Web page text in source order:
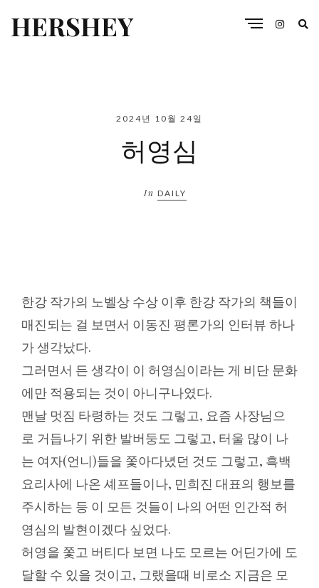
HERSHEY
2024년 10월 24일
허영심
In DAILY
한강 작가의 노벨상 수상 이후 한강 작가의 책들이
매진되는 걸 보면서 이동진 평론가의 인터뷰 하나
가 생각났다.
그러면서 든 생각이 이 허영심이라는 게 비단 문화
에만 적용되는 것이 아니구나였다.
맨날 멋짐 타령하는 것도 그렇고, 요즘 사장님으
로 거듭나기 위한 발버둥도 그렇고, 터울 많이 나
는 여자(언니)들을 쫓아다녔던 것도 그렇고, 흑백
요리사에 나온 셰프들이나, 민희진 대표의 행보를
주시하는 등 이 모든 것들이 나의 어떤 인간적 허
영심의 발현이겠다 싶었다.
허영을 쫓고 버티다 보면 나도 모르는 어딘가에 도
달할 수 있을 것이고, 그랬을때 비로소 지금은 모